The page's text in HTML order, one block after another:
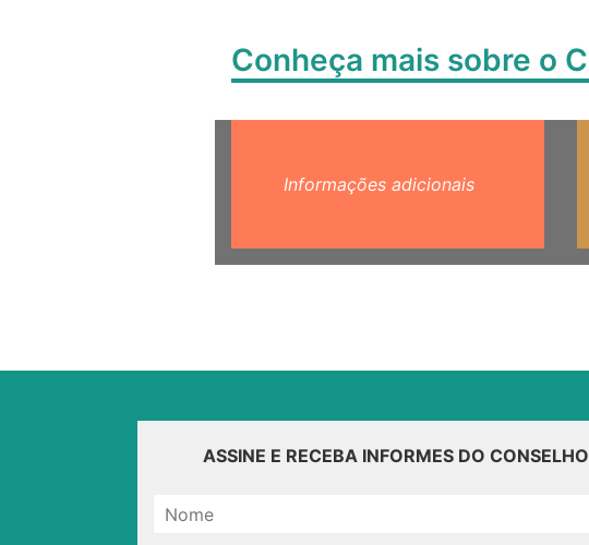
Conheça mais sobre o
Informações adicionais
ASSINE E RECEBA INFORMES DO CONSELHO